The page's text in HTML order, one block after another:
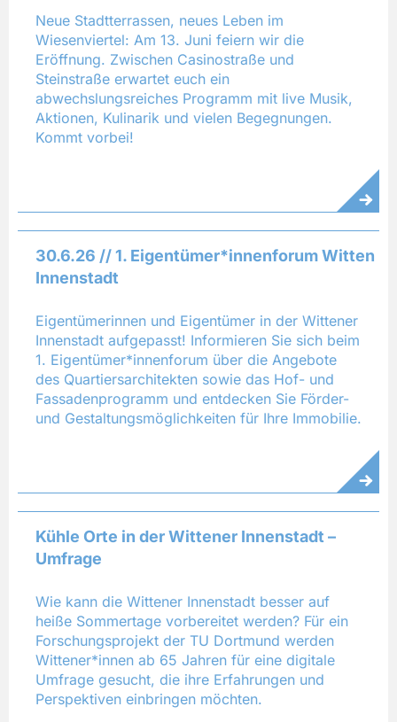
Neue Stadtterrassen, neues Leben im
Wiesenviertel: Am 13. Juni feiern wir die
Eröffnung. Zwischen Casinostraße und
Steinstraße erwartet euch ein
abwechslungsreiches Programm mit live Musik,
Aktionen, Kulinarik und vielen Begegnungen.
Kommt vorbei!
30.6.26 // 1. Eigentümer*innenforum Witten
Innenstadt
Eigentümerinnen und Eigentümer in der Wittener
Innenstadt aufgepasst! Informieren Sie sich beim
1. Eigentümer*innenforum über die Angebote
des Quartiersarchitekten sowie das Hof- und
Fassadenprogramm und entdecken Sie Förder-
und Gestaltungsmöglichkeiten für Ihre Immobilie.
Kühle Orte in der Wittener Innenstadt –
Umfrage
Wie kann die Wittener Innenstadt besser auf
heiße Sommertage vorbereitet werden? Für ein
Forschungsprojekt der TU Dortmund werden
Wittener*innen ab 65 Jahren für eine digitale
Umfrage gesucht, die ihre Erfahrungen und
Perspektiven einbringen möchten.